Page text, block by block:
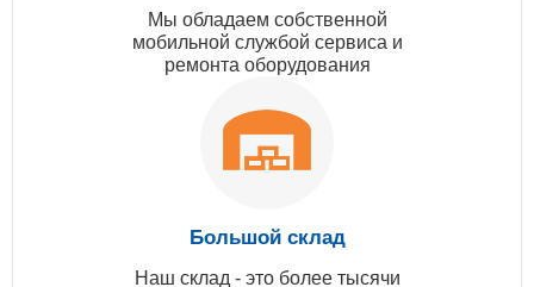
Мы обладаем собственной
мобильной службой сервиса и
ремонта оборудования
Большой склад
Наш склад - это более тысячи